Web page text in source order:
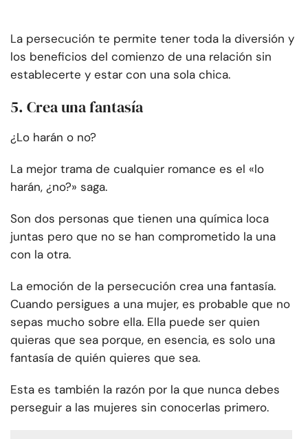
La persecución te permite tener toda la diversión y
los beneficios del comienzo de una relación sin
establecerte y estar con una sola chica.
5. Crea una fantasía
¿Lo harán o no?
La mejor trama de cualquier romance es el «lo
harán, ¿no?» saga.
Son dos personas que tienen una química loca
juntas pero que no se han comprometido la una
con la otra.
La emoción de la persecución crea una fantasía.
Cuando persigues a una mujer, es probable que no
sepas mucho sobre ella. Ella puede ser quien
quieras que sea porque, en esencia, es solo una
fantasía de quién quieres que sea.
Esta es también la razón por la que nunca debes
perseguir a las mujeres sin conocerlas primero.